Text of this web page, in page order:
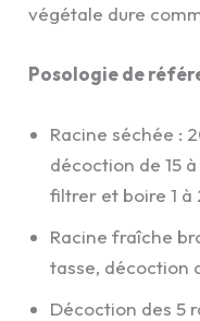
végétale dure
Posologie de
Racine séchée :
décoction de 15
filtrer et boire 1 à
Racine fraîche
tasse, décoction
Décoction des 5